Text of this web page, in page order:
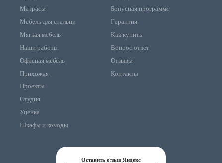
Матрасы
Мебель для спальни
Мягкая мебель
Наши работы
Офисная мебель
Прихожая
Проекты
Студия
Уценка
Шкафы и комоды
Бонусная программа
Гарантия
Как купить
Вопрос ответ
Отзывы
Контакты
Оставить отзыв Яндекс